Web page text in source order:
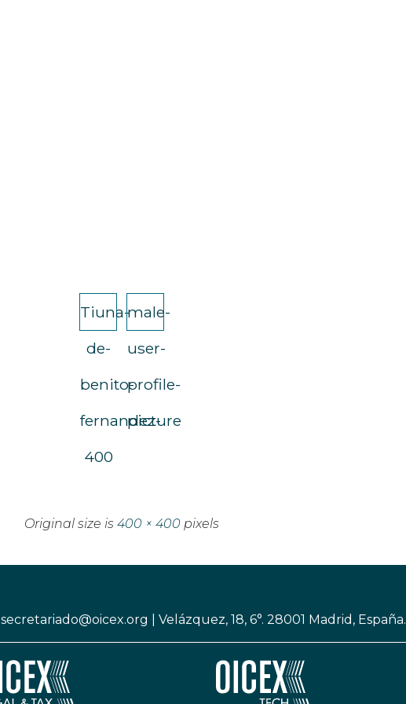
Tiuna-
de-
benito-
fernandez-
400
male-
user-
profile-
picture
Original size is 400 × 400 pixels
secretariado@oicex.org Velázquez, 18, 6°. 28001 Madrid, España.